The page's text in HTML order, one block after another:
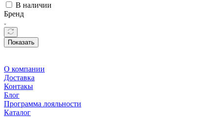
В наличии
Бренд
Показать
О компании
Доставка
Контакы
Блог
Программа лояльности
Каталог